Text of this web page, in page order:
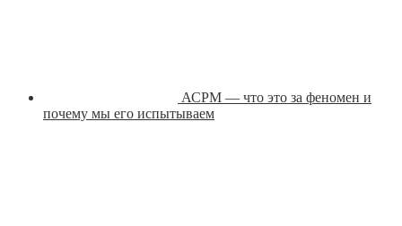
АСРМ — что это за феномен и
почему мы его испытываем